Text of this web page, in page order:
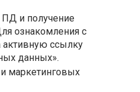
ПД и получение
ознакомления с
активную ссылку
данных».
маркетинговых